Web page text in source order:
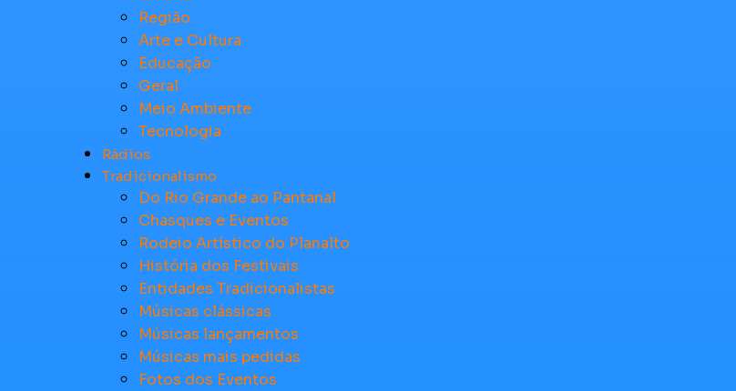
Região
Arte e Cultura
Educação
Geral
Meio Ambiente
Tecnologia
Rádios
Tradicionalismo
Do Rio Grande ao Pantanal
Chasques e Eventos
Rodeio Artístico do Planalto
História dos Festivais
Entidades Tradicionalistas
Músicas clássicas
Músicas lançamentos
Músicas mais pedidas
Fotos dos Eventos